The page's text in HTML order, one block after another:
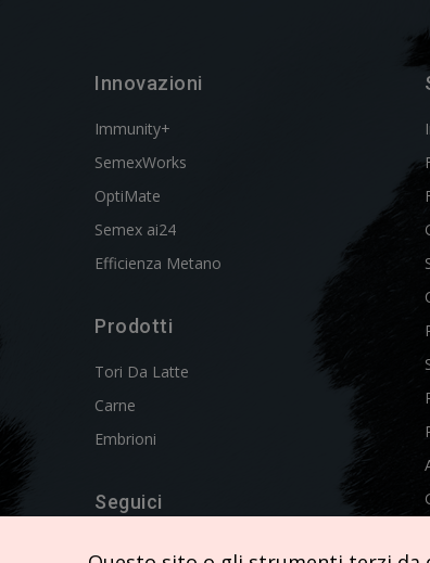
Innovazioni
Immunity+
SemexWorks
OptiMate
Semex ai24
Efficienza Metano
Prodotti
Tori Da Latte
Carne
Embrioni
Seguici